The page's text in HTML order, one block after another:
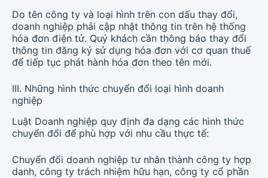
Do tên công ty và loại hình trên con dấu thay đổi,
doanh nghiệp phải cập nhật thông tin trên hệ thống
hóa đơn điện tử. Quý khách cần thông báo thay đổi
thông tin đăng ký sử dụng hóa đơn với cơ quan thuế
để tiếp tục phát hành hóa đơn theo tên mới.
III. Những hình thức chuyển đổi loại hình doanh
nghiệp
Luật Doanh nghiệp quy định đa dạng các hình thức
chuyển đổi để phù hợp với nhu cầu thực tế:
Chuyển đổi doanh nghiệp tư nhân thành công ty hợp
danh, công ty trách nhiệm hữu hạn, công ty cổ phần